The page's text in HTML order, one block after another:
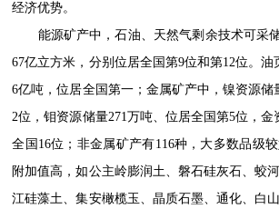
经济优势。
能源矿产中，石油、天然气剩余技术可采
67亿立方米，分别位居全国第9位和第12位。油
6亿吨，位居全国第一；金属矿产中，镍资源储
2位，钼资源储量271万吨、位居全国第5位，金
全国16位；非金属矿产有116种，大多数品级
附加值高，如公主岭膨润土、磐石硅灰石、蛟
江硅藻土、集安橄榄玉、晶质石墨、通化、白